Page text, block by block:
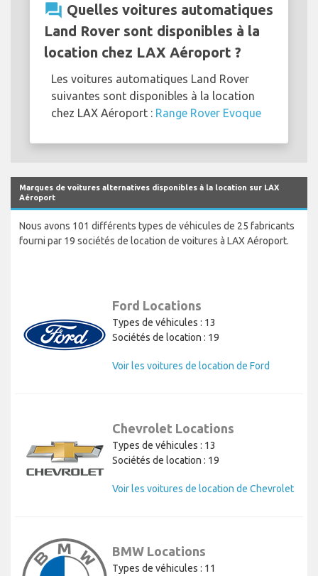
question_answer Quelles voitures automatiques
Land Rover sont disponibles à la
location chez LAX Aéroport ?
Les voitures automatiques Land Rover
suivantes sont disponibles à la location
chez LAX Aéroport : Range Rover Evoque
Marques de voitures alternatives disponibles à la location sur LAX
Aéroport
Nous avons 101 différents types de véhicules de 25 fabricants
fourni par 19 sociétés de location de voitures à LAX Aéroport.
Ford Locations
Types de véhicules : 13
Sociétés de location : 19
Voir les voitures de location de Ford
Chevrolet Locations
Types de véhicules : 13
Sociétés de location : 19
Voir les voitures de location de Chevrolet
BMW Locations
Types de véhicules : 11